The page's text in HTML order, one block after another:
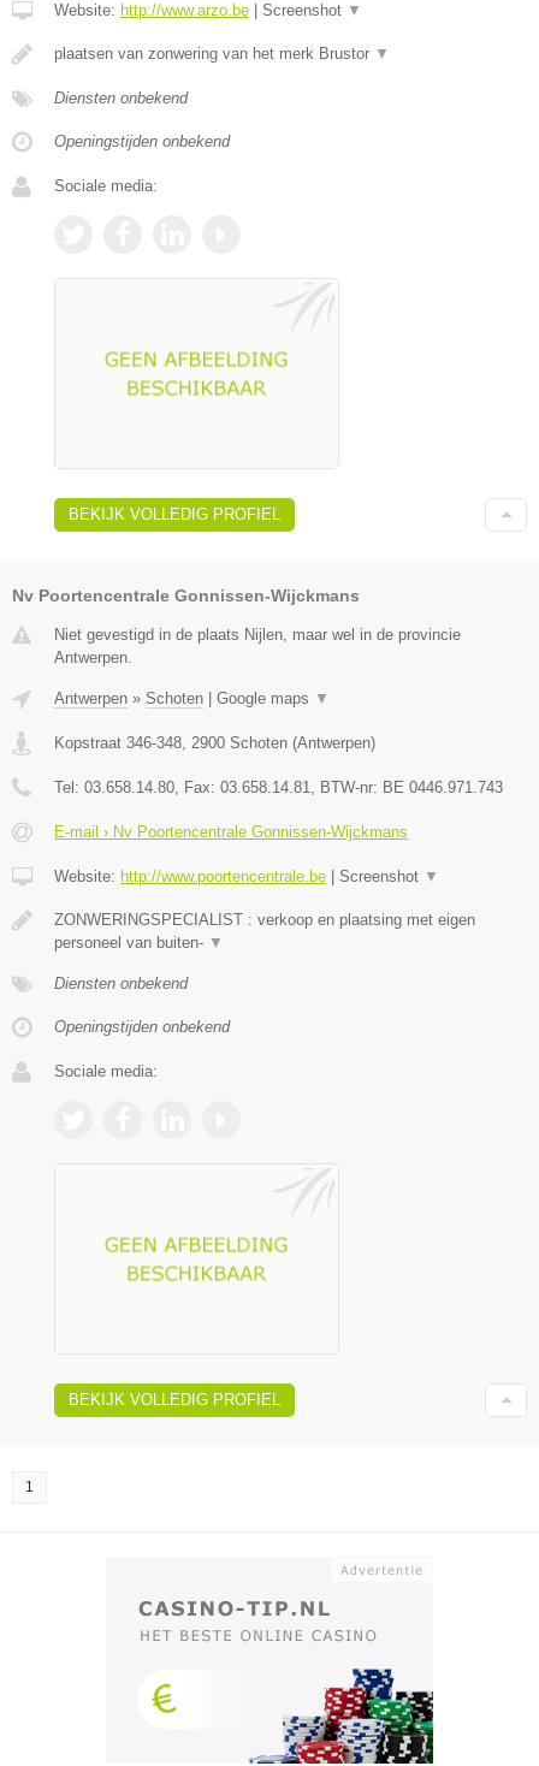
Website: http://www.arzo.be Screenshot ▼
plaatsen van zonwering van het merk Brustor ▼
Diensten onbekend
Openingstijden onbekend
Sociale media:
BEKIJK VOLLEDIG PROFIEL
Nv Poortencentrale Gonnissen-Wijckmans
Niet gevestigd in de plaats Nijlen, maar wel in de provincie
Antwerpen.
Antwerpen » Schoten Google maps ▼
Kopstraat 346-348 2900 Schoten (Antwerpen)
Tel: 03.658.14.80 , Fax: 03.658.14.81 , BTW-nr: BE 0446.971.743
E-mail › Nv Poortencentrale Gonnissen-Wijckmans
Website: http://www.poortencentrale.be Screenshot ▼
ZONWERINGSPECIALIST : verkoop en plaatsing met eigen
personeel van buiten- ▼
Diensten onbekend
Openingstijden onbekend
Sociale media:
BEKIJK VOLLEDIG PROFIEL
1